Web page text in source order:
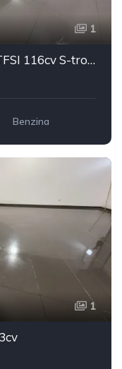
1
Audi A1 Sportback S-Line 30 TFSI 116cv S-tronic
Benzina
1